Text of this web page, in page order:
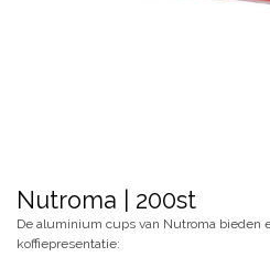
Nutroma | 200st
De aluminium cups van Nutroma bieden
koffiepresentatie: